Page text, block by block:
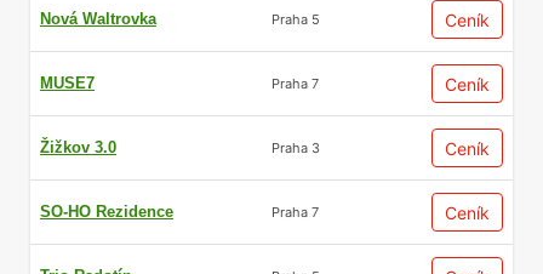
Nová Waltrovka Praha 5 Ceník
MUSE7 Praha 7 Ceník
Žižkov 3.0 Praha 3 Ceník
SO-HO Rezidence Praha 7 Ceník